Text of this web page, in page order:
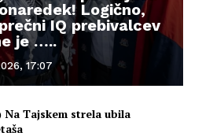
Logično,
IQ prebivalcev
je …..
17:07
Na Tajskem strela ubila